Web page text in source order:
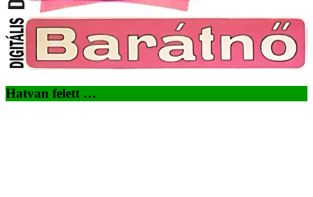
Hatvan felett …